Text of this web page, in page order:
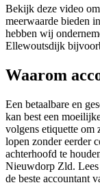
Bekijk deze video
meerwaarde bieden
hebben wij
Ellewoutsdijk
Waarom
Een betaalbare en
kan best een
volgens etiquette om
lopen zonder eerder
achterhoofd te
Nieuwdorp Zld. Lees
de beste accountant